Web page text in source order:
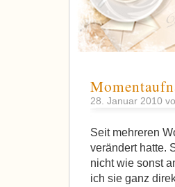
28. Januar 2010
Seit mehreren
verändert hatte.
nicht wie sonst
ich sie ganz